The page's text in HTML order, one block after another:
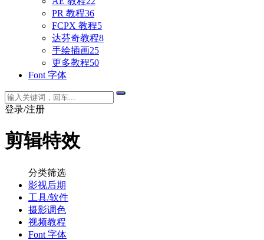
PR 教程36
FCPX 教程5
达芬奇教程8
手绘插画25
更多教程50
Font 字体
登录/注册
剪辑特效
分类筛选
影视后期
工具/软件
摄影调色
视频教程
Font 字体